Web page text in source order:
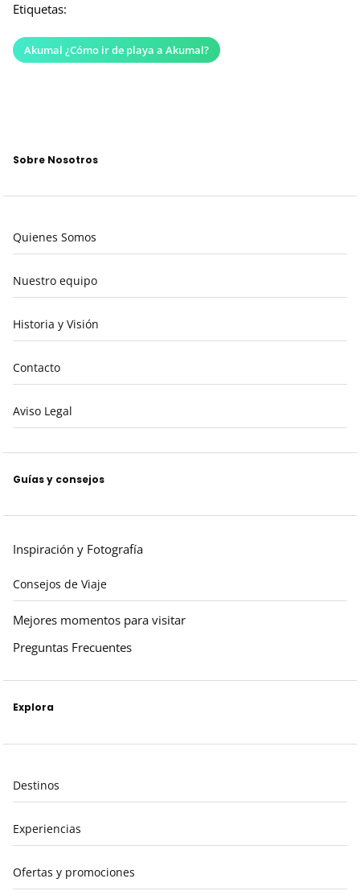
Etiquetas:
Akumal ¿Cómo ir de playa a Akumal?
Sobre Nosotros
Quienes Somos
Nuestro equipo
Historia y Visión
Contacto
Aviso Legal
Guías y consejos
Inspiración y Fotografía
Consejos de Viaje
Mejores momentos para visitar
Preguntas Frecuentes
Explora
Destinos
Experiencias
Ofertas y promociones